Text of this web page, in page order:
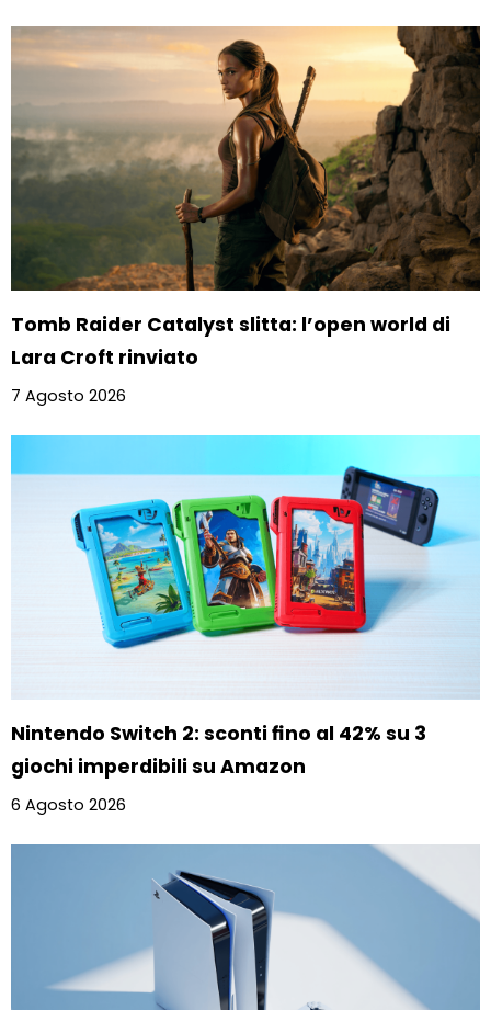
Tomb Raider Catalyst slitta: l’open world di
Lara Croft rinviato
7 Agosto 2026
Nintendo Switch 2: sconti fino al 42% su 3
giochi imperdibili su Amazon
6 Agosto 2026